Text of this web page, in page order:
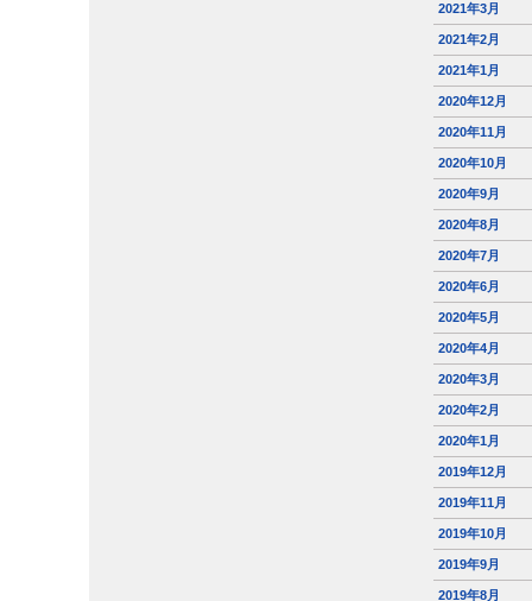
2021年3月
2021年2月
2021年1月
2020年12月
2020年11月
2020年10月
2020年9月
2020年8月
2020年7月
2020年6月
2020年5月
2020年4月
2020年3月
2020年2月
2020年1月
2019年12月
2019年11月
2019年10月
2019年9月
2019年8月